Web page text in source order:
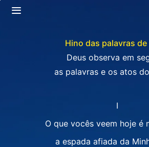
Hino das palavras de
Deus observa em
as palavras e os atos
I
O que vocês veem hoje é
a espada afiada da